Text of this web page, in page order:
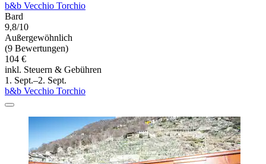
b&b Vecchio Torchio
Bard
9,8/10
Außergewöhnlich
(9 Bewertungen)
104 €
inkl. Steuern & Gebühren
1. Sept.–2. Sept.
b&b Vecchio Torchio